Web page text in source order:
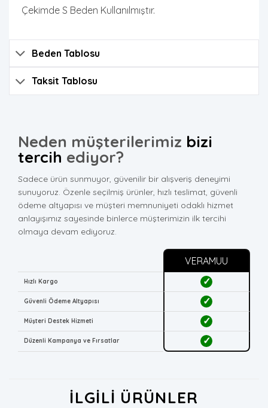
Çekimde S Beden Kullanılmıştır.
Beden Tablosu
Taksit Tablosu
Neden müşterilerimiz bizi
tercih ediyor?
Sadece ürün sunmuyor, güvenilir bir alışveriş deneyimi
sunuyoruz. Özenle seçilmiş ürünler, hızlı teslimat, güvenli
ödeme altyapısı ve müşteri memnuniyeti odaklı hizmet
anlayışımız sayesinde binlerce müşterimizin ilk tercihi
olmaya devam ediyoruz.
VERAMUU
Hızlı Kargo ✓
Güvenli Ödeme Altyapısı ✓
Müşteri Destek Hizmeti ✓
Düzenli Kampanya ve Fırsatlar ✓
İLGILI ÜRÜNLER